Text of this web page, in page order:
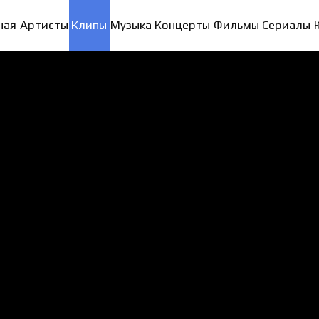
Артисты Клипы Музыка Концерты Фильмы Сериалы